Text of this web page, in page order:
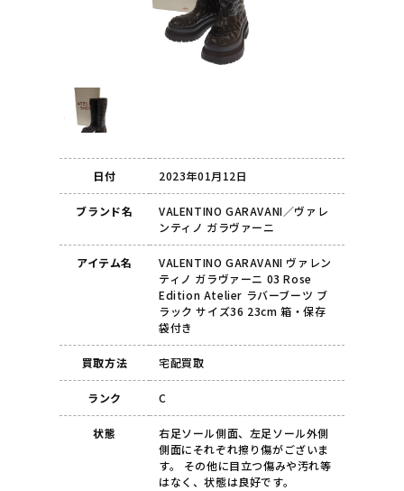
日付 2023年01月12日
ブランド名
VALENTINO GARAVANI／ヴァレ
ンティノ ガラヴァーニ
アイテム名
VALENTINO GARAVANI ヴァレン
ティノ ガラヴァーニ 03 Rose
Edition Atelier ラバーブーツ ブ
ラック サイズ36 23cm 箱・保存
袋付き
買取方法 宅配買取
ランク C
状態
右足ソール側面、左足ソール外側
側面にそれぞれ擦り傷がございま
す。 その他に目立つ傷みや汚れ等
はなく、状態は良好です。